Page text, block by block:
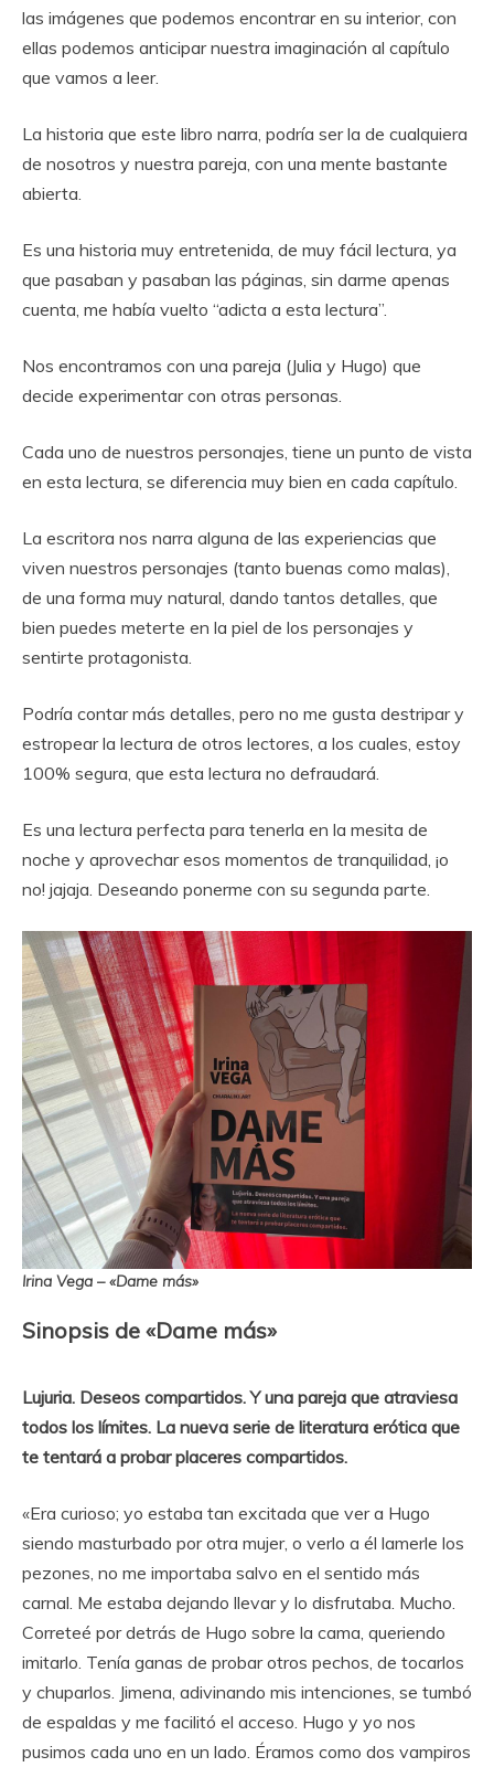
las imágenes que podemos encontrar en su interior, con
ellas podemos anticipar nuestra imaginación al capítulo
que vamos a leer.
La historia que este libro narra, podría ser la de cualquiera
de nosotros y nuestra pareja, con una mente bastante
abierta.
Es una historia muy entretenida, de muy fácil lectura, ya
que pasaban y pasaban las páginas, sin darme apenas
cuenta, me había vuelto “adicta a esta lectura”.
Nos encontramos con una pareja (Julia y Hugo) que
decide experimentar con otras personas.
Cada uno de nuestros personajes, tiene un punto de vista
en esta lectura, se diferencia muy bien en cada capítulo.
La escritora nos narra alguna de las experiencias que
viven nuestros personajes (tanto buenas como malas),
de una forma muy natural, dando tantos detalles, que
bien puedes meterte en la piel de los personajes y
sentirte protagonista.
Podría contar más detalles, pero no me gusta destripar y
estropear la lectura de otros lectores, a los cuales, estoy
100% segura, que esta lectura no defraudará.
Es una lectura perfecta para tenerla en la mesita de
noche y aprovechar esos momentos de tranquilidad, ¡o
no! jajaja. Deseando ponerme con su segunda parte.
Irina Vega – «Dame más»
Sinopsis de «Dame más»
Lujuria. Deseos compartidos. Y una pareja que atraviesa
todos los límites. La nueva serie de literatura erótica que
te tentará a probar placeres compartidos.
«Era curioso; yo estaba tan excitada que ver a Hugo
siendo masturbado por otra mujer, o verlo a él lamerle los
pezones, no me importaba salvo en el sentido más
carnal. Me estaba dejando llevar y lo disfrutaba. Mucho.
Correteé por detrás de Hugo sobre la cama, queriendo
imitarlo. Tenía ganas de probar otros pechos, de tocarlos
y chuparlos. Jimena, adivinando mis intenciones, se tumbó
de espaldas y me facilitó el acceso. Hugo y yo nos
pusimos cada uno en un lado. Éramos como dos vampiros